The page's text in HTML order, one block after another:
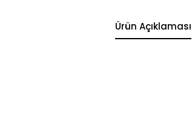
Ürün Açıklaması